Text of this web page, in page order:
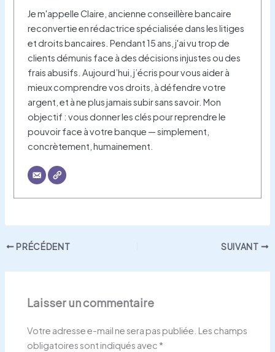
Je m'appelle Claire, ancienne conseillère bancaire
reconvertie en rédactrice spécialisée dans les litiges
et droits bancaires. Pendant 15 ans, j'ai vu trop de
clients démunis face à des décisions injustes ou des
frais abusifs. Aujourd’hui, j’écris pour vous aider à
mieux comprendre vos droits, à défendre votre
argent, et à ne plus jamais subir sans savoir. Mon
objectif : vous donner les clés pour reprendre le
pouvoir face à votre banque — simplement,
concrètement, humainement.
PRÉCÉDENT SUIVANT
Laisser un commentaire
Votre adresse e-mail ne sera pas publiée. Les champs
obligatoires sont indiqués avec *